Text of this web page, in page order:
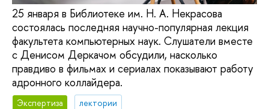
25 января в Библиотеке им. Н. А. Некрасова
состоялась последняя научно-популярная лекция
факультета компьютерных наук. Слушатели вместе
с Денисом Деркачом обсудили, насколько
правдиво в фильмах и сериалах показывают работу
адронного коллайдера.
Экспертиза
лектории